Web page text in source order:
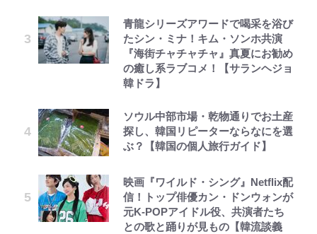
青龍シリーズアワードで喝采を浴び
たシン・ミナ！キム・ソンホ共演
『海街チャチャチャ』真夏にお勧め
の癒し系ラブコメ！【サランヘジョ
韓ドラ】
ソウル中部市場・乾物通りでお土産
探し、韓国リピーターならなにを選
ぶ？【韓国の個人旅行ガイド】
映画『ワイルド・シング』Netflix配
信！トップ俳優カン・ドンウォンが
元K-POPアイドル役、共演者たち
との歌と踊りが見もの【韓流談義